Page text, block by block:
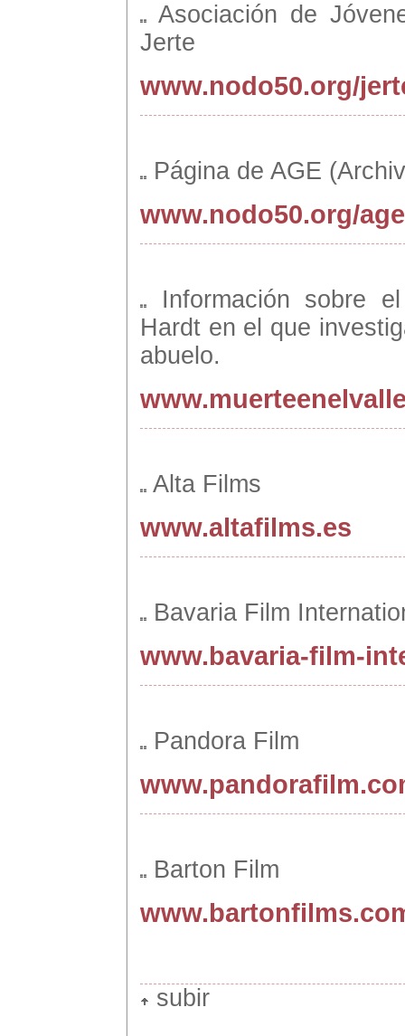
Asociación de
Jerte
www.nodo50.org/
Página de AGE
www.nodo50.org/
Información sobre
Hardt en el que
abuelo.
Alta Films
www.altafilms.es
Bavaria Film
www.bavaria-film-
Pandora Film
Barton Film
subir